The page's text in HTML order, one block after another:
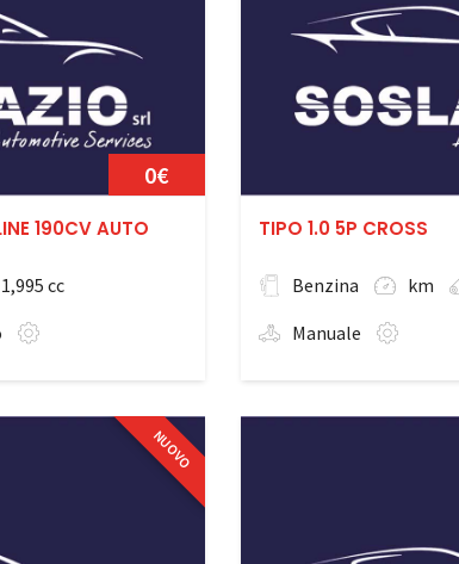
0€
190CV AUTO
1,995 cc
TIPO 1.0 5P CROSS
Benzina km
Manuale
NUOVO